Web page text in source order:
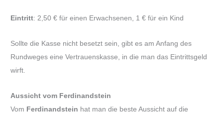
Eintritt: 2,50 € für einen Erwachsenen, 1 € für ein Kind
Sollte die Kasse nicht besetzt sein, gibt es am Anfang des
Rundweges eine Vertrauenskasse, in die man das Eintrittsgeld
wirft.
Aussicht vom Ferdinandstein
Vom Ferdinandstein hat man die beste Aussicht auf die